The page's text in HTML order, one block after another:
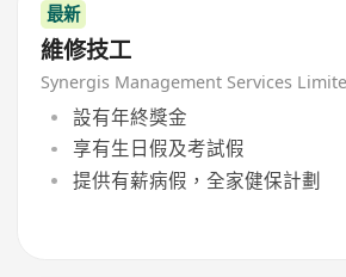
最新
維修技工
Synergis Management Services
設有年終獎金
享有生日假及考試假
提供有薪病假，全家健保計劃